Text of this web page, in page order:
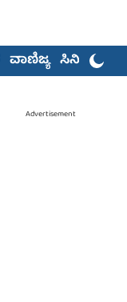
ವಾಣಿಜ್ಯ ಸಿನಿಮಾ
Advertisement